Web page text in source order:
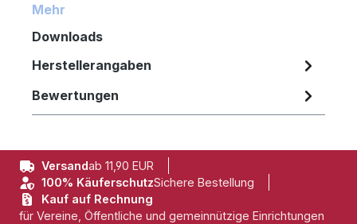
Mehr
Downloads
Herstellerangaben
Bewertungen
Versandab 11,90 EUR
100% KäuferschutzSichere Bestellung
Kauf auf Rechnung
für Vereine, Öffentliche und gemeinnützige Einrichtungen